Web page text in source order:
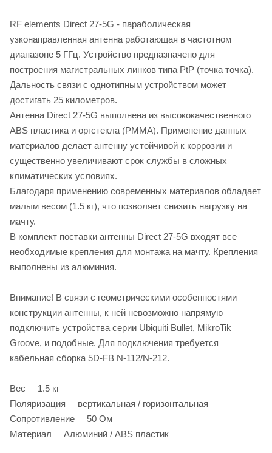
RF elements Direct 27-5G - параболическая
узконаправленная антенна работающая в частотном
диапазоне 5 ГГц. Устройство предназначено для
построения магистральных линков типа PtP (точка точка).
Дальность связи с однотипным устройством может
достигать 25 километров.
Антенна Direct 27-5G выполнена из высококачественного
ABS пластика и оргстекла (PMMA). Применение данных
материалов делает антенну устойчивой к коррозии и
существенно увеличивают срок службы в сложных
климатических условиях.
Благодаря применению современных материалов обладает
малым весом (1.5 кг), что позволяет снизить нагрузку на
мачту.
В комплект поставки антенны Direct 27-5G входят все
необходимые крепления для монтажа на мачту. Крепления
выполнены из алюминия.
Внимание! В связи с геометрическими особенностями
конструкции антенны, к ней невозможно напрямую
подключить устройства серии Ubiquiti Bullet, MikroTik
Groove, и подобные. Для подключения требуется
кабельная сборка 5D-FB N-112/N-212.
Вес 1.5 кг
Поляризация вертикальная / горизонтальная
Сопротивление 50 Ом
Материал Алюминий / ABS пластик